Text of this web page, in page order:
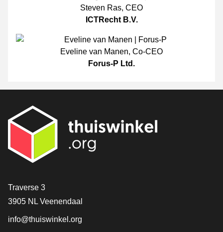
Steven Ras, CEO
ICTRecht B.V.
Eveline van Manen, Co-CEO
Forus-P Ltd.
[_General:Contact]
Traverse 3
3905 NL Veenendaal
info@thuiswinkel.org